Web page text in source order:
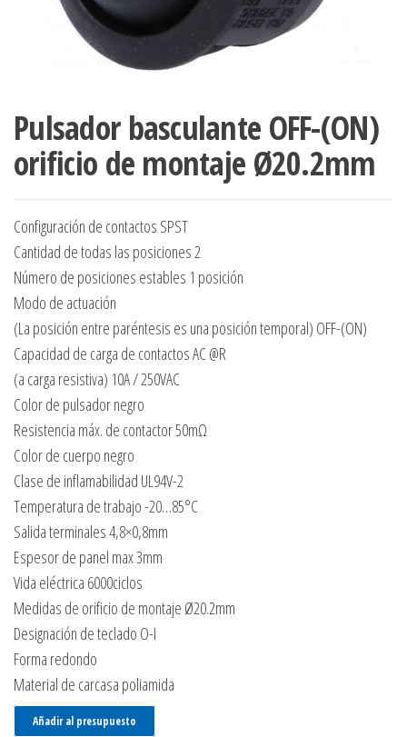
Pulsador basculante OFF-(ON)
orificio de montaje Ø20.2mm
Configuración de contactos SPST
Cantidad de todas las posiciones 2
Número de posiciones estables 1 posición
Modo de actuación
(La posición entre paréntesis es una posición temporal) OFF-(ON)
Capacidad de carga de contactos AC @R
(a carga resistiva) 10A / 250VAC
Color de pulsador negro
Resistencia máx. de contactor 50mΩ
Color de cuerpo negro
Clase de inflamabilidad UL94V-2
Temperatura de trabajo -20…85°C
Salida terminales 4,8×0,8mm
Espesor de panel max 3mm
Vida eléctrica 6000ciclos
Medidas de orificio de montaje Ø20.2mm
Designación de teclado O-I
Forma redondo
Material de carcasa poliamida
Añadir al presupuesto